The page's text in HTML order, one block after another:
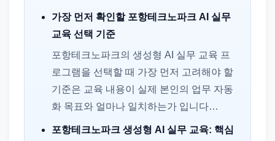
가장 먼저 확인할 포항테크노파크 AI 실무
교육 선택 기준
포항테크노파크의 생성형 AI 실무 교육 프
로그램을 선택할 때 가장 먼저 고려해야 할
기준은 교육 내용이 실제 본인의 업무 자동
화 목표와 얼마나 일치하는가 입니다…
포항테크노파크 생성형 AI 실무 교육: 핵심